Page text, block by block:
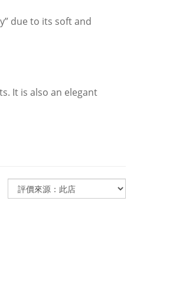
due to its soft and
It is also an elegant